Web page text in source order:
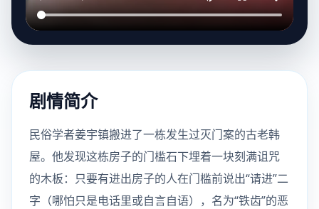
剧情简介
民俗学者姜宇镇搬进了一栋发生过灭门案的古老韩
屋。他发现这栋房子的门槛石下埋着一块刻满诅咒
的木板：只要有进出房子的人在门槛前说出“请进”二
字（哪怕只是电话里或自言自语），名为“铁齿”的恶